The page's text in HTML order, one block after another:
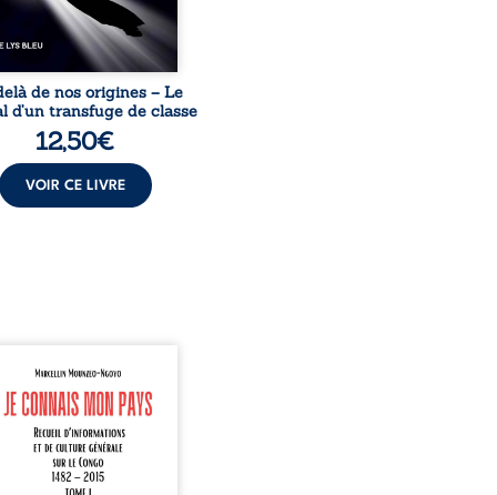
de nos origines – Le
d’un transfuge de classe
12,50€
VOIR CE LIVRE
mon pays se
comme une œuvre de
et d’éveil civique,
à raviver la mémoire
En retraçant les
étapes de l’histoire
il entend combattre